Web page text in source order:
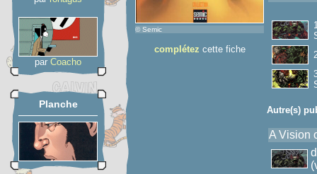
par Coacho
Planche
© Semic
complétez cette fiche
Autre(s)
A Vision